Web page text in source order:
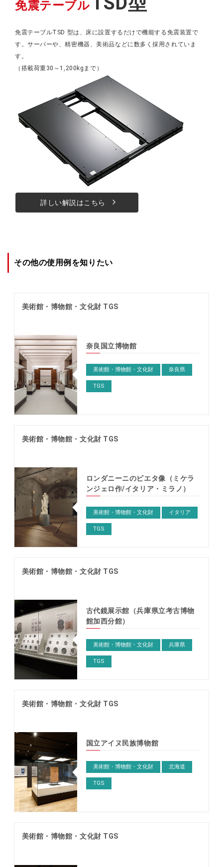
免震テーブル
免震テーブルTSD 型は、床に設置するだけで機能する免震装置で
す。サーバーや、精密機器、美術品などに数多く採用されていま
す。
（搭載荷重30～1,200kgまで）
詳しい解説はこちら arrow_forward_ios
その他の使用例を知りたい
美術館・博物館・文化財 TGS
奈良国立博物館
美術館・博物館・文化財 奈良県
TGS
美術館・博物館・文化財 TGS
ロンダニーニのピエタ像（ミケラ
ンジェロ作/イタリア・ミラノ）
美術館・博物館・文化財 イタリア
TGS
美術館・博物館・文化財 TGS
古代鏡展示館（兵庫県立考古博物
館加西分館）
美術館・博物館・文化財 兵庫県
TGS
美術館・博物館・文化財 TGS
国立アイヌ民族博物館
美術館・博物館・文化財 北海道
TGS
美術館・博物館・文化財 TGS